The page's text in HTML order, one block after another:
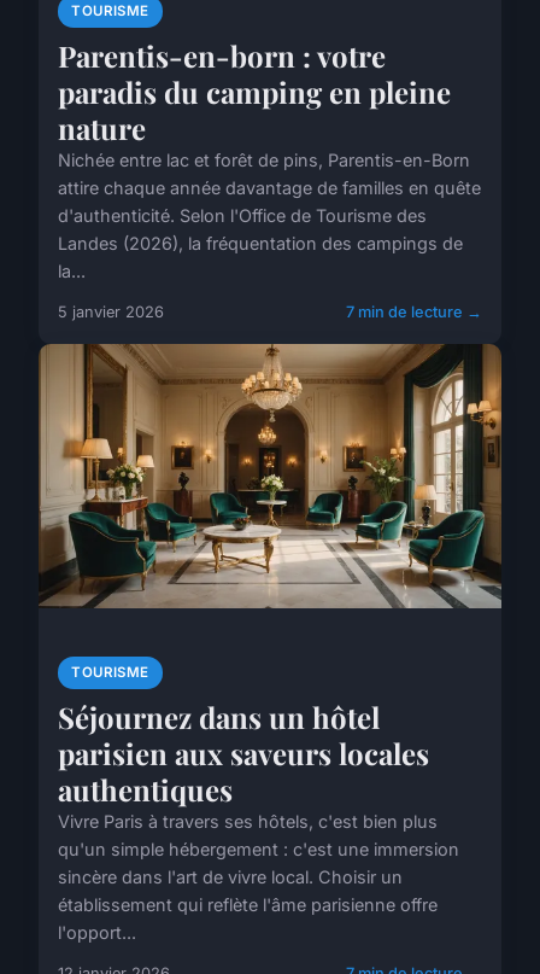
TOURISME
Parentis-en-born : votre
paradis du camping en pleine
nature
Nichée entre lac et forêt de pins, Parentis-en-Born
attire chaque année davantage de familles en quête
d'authenticité. Selon l'Office de Tourisme des
Landes (2026), la fréquentation des campings de
la...
5 janvier 2026 7 min de lecture →
TOURISME
Séjournez dans un hôtel
parisien aux saveurs locales
authentiques
Vivre Paris à travers ses hôtels, c'est bien plus
qu'un simple hébergement : c'est une immersion
sincère dans l'art de vivre local. Choisir un
établissement qui reflète l'âme parisienne offre
l'opport...